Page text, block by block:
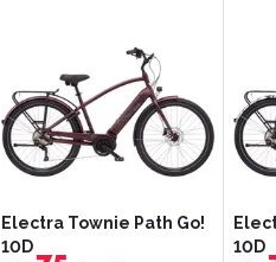
Benno Bikes eJoy 5i
CHF 109 /mx
36
Gesamtpreis
CHF 3’900
CHF
Electra Townie Path Go!
10D
10D